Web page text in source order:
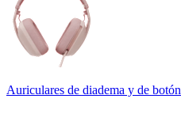
Auriculares de diadema y de botón